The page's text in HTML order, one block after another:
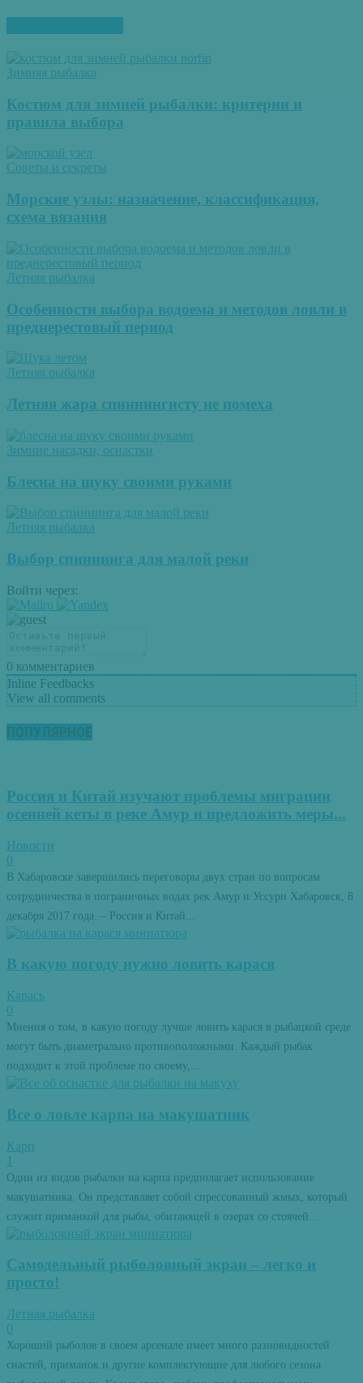
Зимняя рыбалка
Костюм для зимней рыбалки: критерии и
правила выбора
Советы и секреты
Морские узлы: назначение, классификация,
схема вязания
Летняя рыбалка
Особенности выбора водоема и методов ловли в
преднерестовый период
Летняя рыбалка
Летняя жара спиннингисту не помеха
Зимние насадки, оснастки
Блесна на щуку своими руками
Летняя рыбалка
Выбор спиннинга для малой реки
Войти через:
0 комментариев
Inline Feedbacks
View all comments
ПОПУЛЯРНОЕ
Россия и Китай изучают проблемы миграции
осенней кеты в реке Амур и предложить меры...
Новости
0
В Хабаровске завершились переговоры двух стран по вопросам
сотрудничества в пограничных водах рек Амур и Уссури Хабаровск, 8
декабря 2017 года. – Россия и Китай...
В какую погоду нужно ловить карася
Карась
0
Мнения о том, в какую погоду лучше ловить карася в рыбацкой среде
могут быть диаметрально противоположными. Каждый рыбак
подходит к этой проблеме по своему,...
Все о ловле карпа на макушатник
Карп
1
Один из видов рыбалки на карпа предполагает использование
макушатника. Он представляет собой спрессованный жмых, который
служит приманкой для рыбы, обитающей в озерах со стоячей...
Самодельный рыболовный экран – легко и
просто!
Летняя рыбалка
0
Хороший рыболов в своем арсенале имеет много разновидностей
снастей, приманок и другие комплектующие для любого сезона